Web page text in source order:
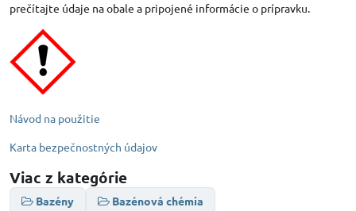
prečítajte údaje na obale a pripojené informácie o prípravku.
Návod na použitie
Karta bezpečnostných údajov
Viac z kategórie
Bazény
Bazénová chémia